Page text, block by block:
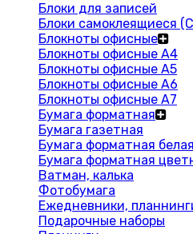
Блоки для записей
Блоки самоклеящиеся
Блокноты офисные
Блокноты офисные A4
Блокноты офисные A5
Блокноты офисные A6
Блокноты офисные A7
Бумага форматная
Бумага газетная
Бумага форматная белая
Бумага форматная
Ватман, калька
Фотобумага
Ежедневники,
Подарочные наборы